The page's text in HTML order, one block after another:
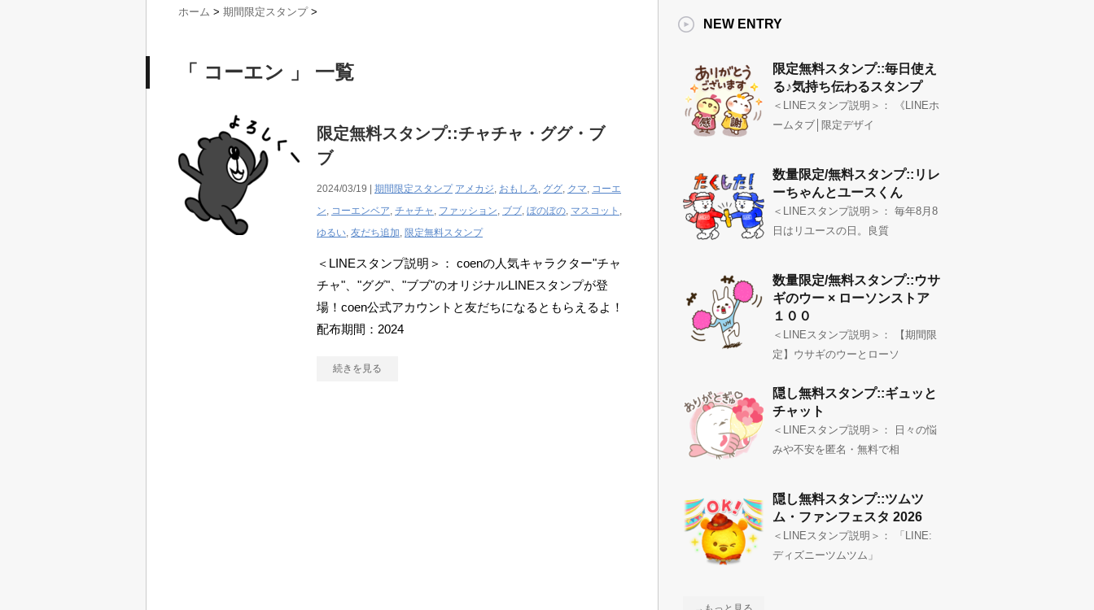
ホーム > 期間限定スタンプ >
「 コーエン 」 一覧
限定無料スタンプ::チャチャ・ググ・ブ
ブ
2024/03/19 | 期間限定スタンプ アメカジ, おもしろ, ググ, クマ, コーエ
ン, コーエンベア, チャチャ , ファッション, ブブ, ぼのぼの, マスコット ,
ゆるい, 友だち追加, 限定無料スタンプ
＜LINEスタンプ説明＞： coenの人気キャラクター"チャ
チャ"、"ググ"、"ブブ"のオリジナルLINEスタンプが登
場！coen公式アカウントと友だちになるともらえるよ！
配布期間：2024
続きを見る
NEW ENTRY
限定無料スタンプ::毎日使え
る♪気持ち伝わるスタンプ
＜LINEスタンプ説明＞： 《LINEホ
ームタブ│限定デザイ
数量限定/無料スタンプ::リレ
ーちゃんとユースくん
＜LINEスタンプ説明＞： 毎年8月8
日はリユースの日。良質
数量限定/無料スタンプ::ウサ
ギのウー × ローソンストア
１００
＜LINEスタンプ説明＞： 【期間限
定】ウサギのウーとローソ
隠し無料スタンプ::ギュッと
チャット
＜LINEスタンプ説明＞： 日々の悩
みや不安を匿名・無料で相
隠し無料スタンプ::ツムツ
ム・ファンフェスタ 2026
＜LINEスタンプ説明＞： 「LINE:
ディズニーツムツム」